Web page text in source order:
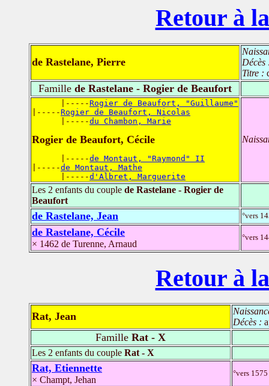
Retour à
de Rastelane, Pierre
Titre :
Famille de Rastelane - Rogier de Beaufort
      |-----
Rogier de Beaufort, "Guillaume"
|-----Rogier de Beaufort, Nicolas
      |-----
du Chambon, Marie
Rogier de Beaufort, Cécile
      |-----
de Montaut, "Raymond" II
|-----de Montaut, Mathe
      |-----
d'Albret, Marguerite
Les 2 enfants du couple de Rastelane - Rogier de
Beaufort
de Rastelane, Jean °vers
de Rastelane, Cécile
× 1462 de Turenne, Arnaud
°vers
Retour à
Rat, Jean
Décès :
Famille Rat - X
Les 2 enfants du couple Rat - X
Rat, Etiennette
× Champt, Jehan
°vers